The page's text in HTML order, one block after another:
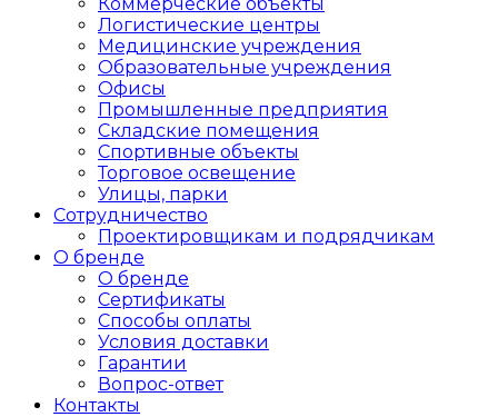
Логистические центры
Медицинские учреждения
Образовательные учреждения
Офисы
Промышленные предприятия
Складские помещения
Спортивные объекты
Торговое освещение
Улицы, парки
Сотрудничество
Проектировщикам и подрядчикам
О бренде
О бренде
Сертификаты
Способы оплаты
Условия доставки
Гарантии
Вопрос-ответ
Контакты